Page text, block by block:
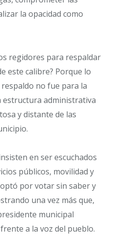
la opacidad como
regidores para respaldar
este calibre? Porque lo
no fue para la
estructura administrativa
y distante de las
en ser escuchados
públicos, movilidad y
por votar sin saber y
una vez más que,
municipal
a la voz del pueblo.